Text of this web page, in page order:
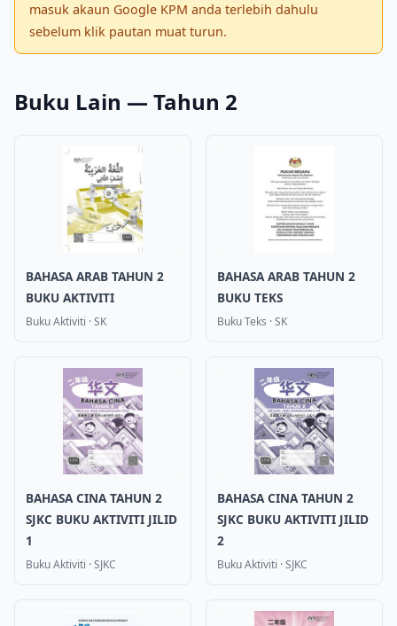
masuk akaun Google KPM anda terlebih dahulu
sebelum klik pautan muat turun.
Buku Lain — Tahun 2
BAHASA ARAB TAHUN 2
BUKU AKTIVITI
Buku Aktiviti ·SK
BAHASA ARAB TAHUN 2
BUKU TEKS
Buku Teks ·SK
BAHASA CINA TAHUN 2
SJKC BUKU AKTIVITI JILID
1
Buku Aktiviti ·SJKC
BAHASA CINA TAHUN 2
SJKC BUKU AKTIVITI JILID
2
Buku Aktiviti ·SJKC